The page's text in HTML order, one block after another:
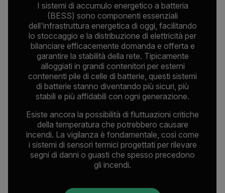
I sistemi di accumulo energetico a batteria
(BESS) sono componenti essenziali
dell'infrastruttura energetica di oggi, facilitando
lo stoccaggio e la distribuzione di elettricità per
bilanciare efficacemente domanda e offerta e
garantire la stabilità della rete. Tipicamente
alloggiati in grandi contenitori per esterni
contenenti pile di celle di batterie, questi sistemi
di batterie stanno diventando più sicuri, più
stabili e più affidabili con ogni generazione.
Esiste ancora la possibilità di fluttuazioni critiche
della temperatura che potrebbero causare
incendi. La vigilanza è fondamentale, così come
i sistemi di sensori termici progettati per rilevare
segni di danni o guasti che spesso precedono
gli incendi.